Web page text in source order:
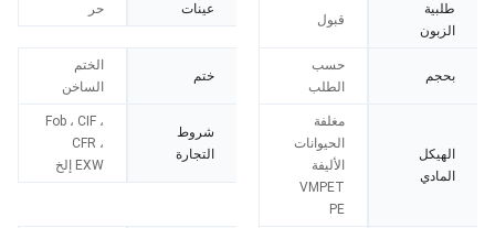
عينات حر
طلبية
الزبون
قبول
ختم
الختم
الساخن
بحجم
حسب
الطلب
شروط
التجارة
Fob ، CIF ،
CFR ،
EXW إلخ
الهيكل
المادي
مغلفة
الحيوانات
الأليفة
VMPET
PE